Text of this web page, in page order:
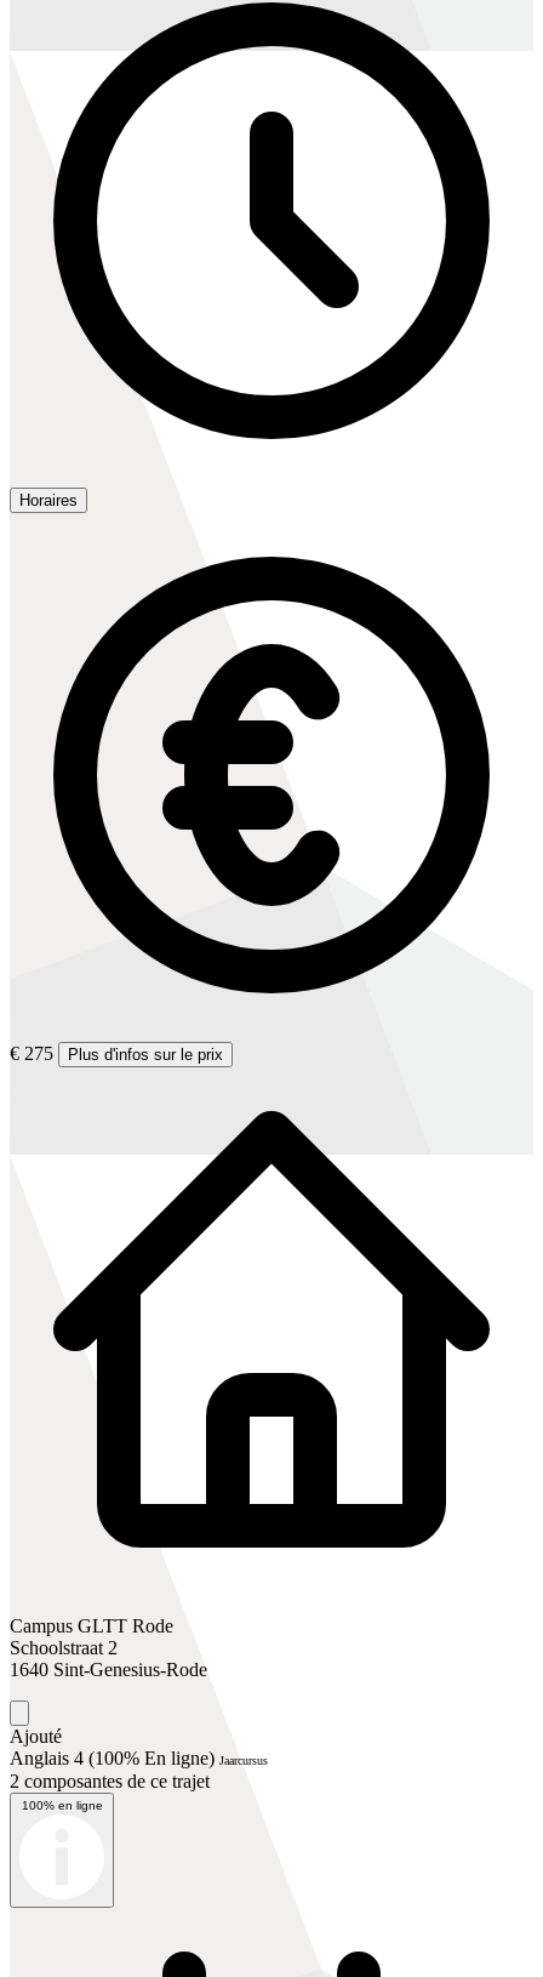
Horaires
€ 275 Plus d'infos sur le prix
Campus GLTT Rode
Schoolstraat 2
1640 Sint-Genesius-Rode
Ajouté
Anglais 4 (100% En ligne) Jaarcursus
2 composantes de ce trajet
100% en ligne